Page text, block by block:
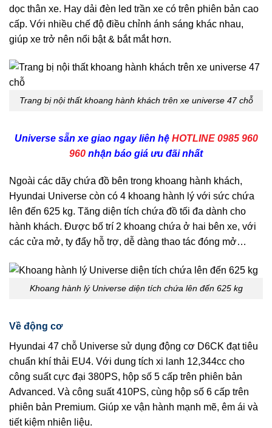
dọc thân xe. Hay dải đèn led trần xe có trên phiên bản cao
cấp. Với nhiều chế độ điều chỉnh ánh sáng khác nhau,
giúp xe trở nên nổi bật & bắt mắt hơn.
Trang bị nội thất khoang hành khách trên xe universe 47 chỗ
Universe sẵn xe giao ngay liên hệ HOTLINE 0985 960
960 nhận báo giá ưu đãi nhất
Ngoài các dãy chứa đồ bên trong khoang hành khách,
Hyundai Universe còn có 4 khoang hành lý với sức chứa
lên đến 625 kg. Tăng diện tích chứa đồ tối đa dành cho
hành khách. Được bố trí 2 khoang chứa ở hai bên xe, với
các cửa mở, ty đẩy hỗ trợ, dễ dàng thao tác đóng mở…
Khoang hành lý Universe diện tích chứa lên đến 625 kg
Về động cơ
Hyundai 47 chỗ Universe sử dụng động cơ D6CK đạt tiêu
chuẩn khí thải EU4. Với dung tích xi lanh 12,344cc cho
công suất cực đại 380PS, hộp số 5 cấp trên phiên bản
Advanced. Và công suất 410PS, cùng hộp số 6 cấp trên
phiên bản Premium. Giúp xe vận hành mạnh mẽ, êm ái và
tiết kiệm nhiên liệu.